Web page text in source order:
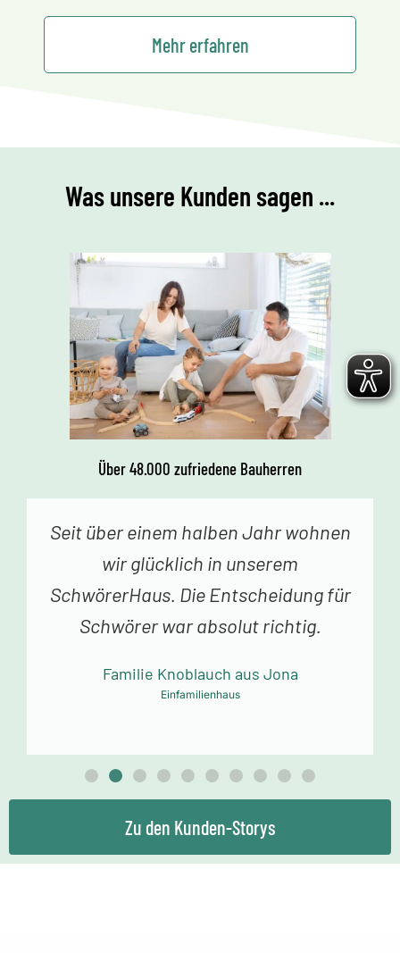
Mehr erfahren
Was unsere Kunden sagen ...
Über 48.000 zufriedene Bauherren
Vor einer Woche erhielten wir den
Schlüssel zu unserem Traumhaus.
Jedes Betreten begeistert uns. Vielen
Dank an das Schwörer-Team für die
Familie Mollowitz aus Eitorf-Mühleip
Zu den Kunden-Storys